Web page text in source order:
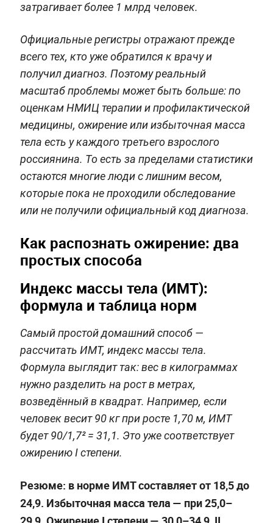
затрагивает более 1 млрд человек.
Официальные регистры отражают прежде
всего тех, кто уже обратился к врачу и
получил диагноз. Поэтому реальный
масштаб проблемы может быть больше: по
оценкам НМИЦ терапии и профилактической
медицины, ожирение или избыточная масса
тела есть у каждого третьего взрослого
россиянина. То есть за пределами статистики
остаются многие люди с лишним весом,
которые пока не проходили обследование
или не получили официальный код диагноза.
Как распознать ожирение: два
простых способа
Индекс массы тела (ИМТ):
формула и таблица норм
Самый простой домашний способ —
рассчитать ИМТ, индекс массы тела.
Формула выглядит так: вес в килограммах
нужно разделить на рост в метрах,
возведённый в квадрат. Например, если
человек весит 90 кг при росте 1,70 м, ИМТ
будет 90/1,7² = 31,1. Это уже соответствует
ожирению I степени.
Резюме: в норме ИМТ составляет от 18,5 до
24,9. Избыточная масса тела — при 25,0–